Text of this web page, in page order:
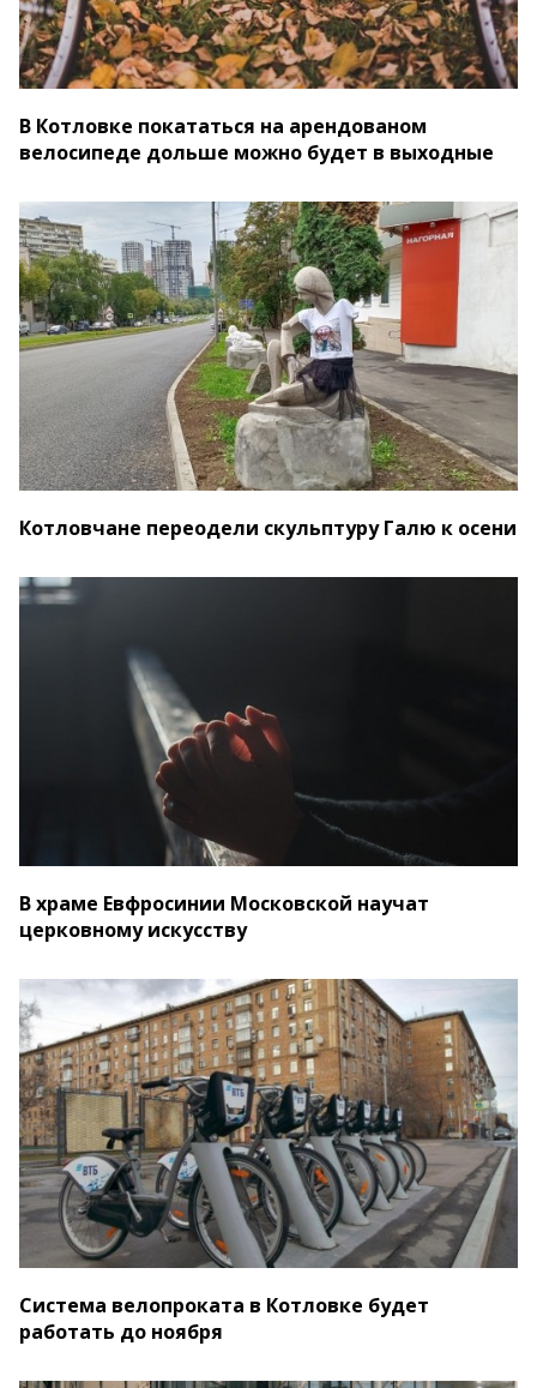
В Котловке покататься на арендованом
велосипеде дольше можно будет в выходные
Котловчане переодели скульптуру Галю к осени
В храме Евфросинии Московской научат
церковному искусству
Система велопроката в Котловке будет
работать до ноября